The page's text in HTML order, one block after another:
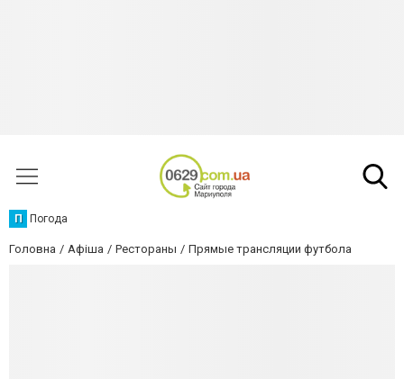
П Погода
Головна Афіша Рестораны Прямые трансляции футбола